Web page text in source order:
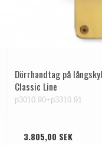
Dörrhandtag på
Classic Line
p3010.90+p3310.91
3.805,00 SEK